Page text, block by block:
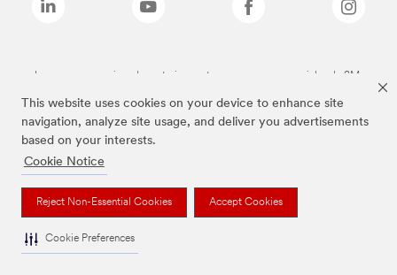
This website uses cookies on your device to enhance site
navigation, analyze site usage, and deliver you advertisements
based on your interests.
Cookie Notice
Reject Non-Essential Cookies Accept Cookies
Cookie Preferences
Las marcas mencionadas anteriormente son marcas comerciales de 3M.